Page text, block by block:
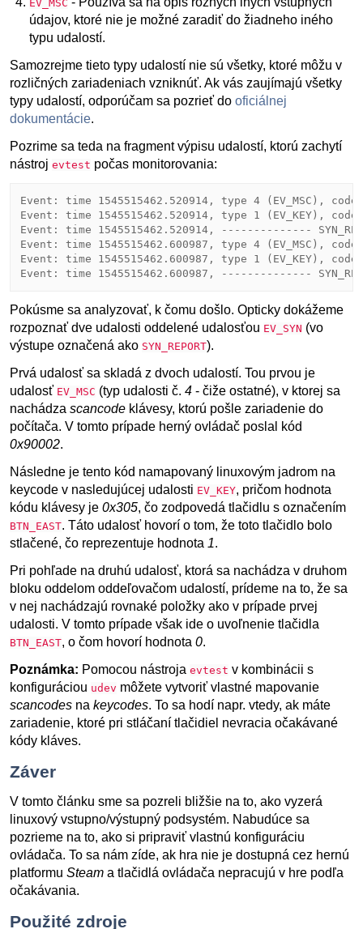
EV_MSC
údajov, ktoré nie je možné zaradiť do žiadneho iného
typu udalostí.
Samozrejme tieto typy udalostí nie sú všetky, ktoré môžu v
rozličných zariadeniach vzniknúť. Ak vás zaujímajú všetky
typy udalostí, odporúčam sa pozrieť do oficiálnej
dokumentácie.
Pozrime sa teda na fragment výpisu udalostí, ktorú zachytí
nástroj evtest počas monitorovania:
Event: time 1545515462.520914, type 4 (EV_MSC), code
Event: time 1545515462.520914, type 1 (EV_KEY), code
Event: time 1545515462.520914, --------------
Event: time 1545515462.600987, type 4 (EV_MSC), code
Event: time 1545515462.600987, type 1 (EV_KEY), code
Pokúsme sa analyzovať, k čomu došlo. Opticky dokážeme
rozpoznať dve udalosti oddelené udalosťou EV_SYN (vo
výstupe označená ako SYN_REPORT).
Prvá udalosť sa skladá z dvoch udalostí. Tou prvou je
udalosť EV_MSC (typ udalosti č. 4 - čiže ostatné), v ktorej sa
nachádza scancode klávesy, ktorú pošle zariadenie do
počítača. V tomto prípade herný ovládač poslal kód
0x90002.
Následne je tento kód namapovaný linuxovým jadrom na
keycode v nasledujúcej udalosti EV_KEY, pričom hodnota
kódu klávesy je 0x305, čo zodpovedá tlačidlu s označením
BTN_EAST. Táto udalosť hovorí o tom, že toto tlačidlo bolo
stlačené, čo reprezentuje hodnota 1.
Pri pohľade na druhú udalosť, ktorá sa nachádza v druhom
bloku oddelom oddeľovačom udalostí, prídeme na to, že sa
v nej nachádzajú rovnaké položky ako v prípade prvej
udalosti. V tomto prípade však ide o uvoľnenie tlačidla
BTN_EAST, o čom hovorí hodnota 0.
Poznámka: Pomocou nástroja evtest v kombinácii s
konfiguráciou udev môžete vytvoriť vlastné mapovanie
scancodes na keycodes. To sa hodí napr. vtedy, ak máte
zariadenie, ktoré pri stláčaní tlačidiel nevracia očakávané
kódy kláves.
Záver
V tomto článku sme sa pozreli bližšie na to, ako vyzerá
linuxový vstupno/výstupný podsystém. Nabudúce sa
pozrieme na to, ako si pripraviť vlastnú konfiguráciu
ovládača. To sa nám zíde, ak hra nie je dostupná cez hernú
platformu Steam a tlačidlá ovládača nepracujú v hre podľa
očakávania.
Použité zdroje